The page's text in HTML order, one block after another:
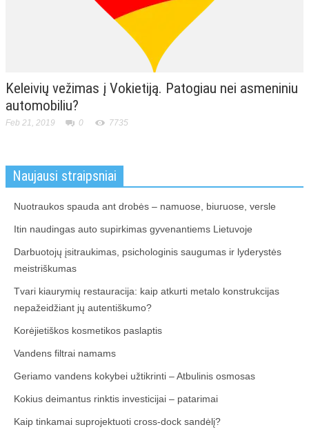
Keleivių vežimas į Vokietiją. Patogiau nei asmeniniu
automobiliu?
Feb 21, 2019 0 7735
Naujausi straipsniai
Nuotraukos spauda ant drobės – namuose, biuruose, versle
Itin naudingas auto supirkimas gyvenantiems Lietuvoje
Darbuotojų įsitraukimas, psichologinis saugumas ir lyderystės
meistriškumas
Tvari kiaurymių restauracija: kaip atkurti metalo konstrukcijas
nepažeidžiant jų autentiškumo?
Korėjietiškos kosmetikos paslaptis
Vandens filtrai namams
Geriamo vandens kokybei užtikrinti – Atbulinis osmosas
Kokius deimantus rinktis investicijai – patarimai
Kaip tinkamai suprojektuoti cross-dock sandėlį?